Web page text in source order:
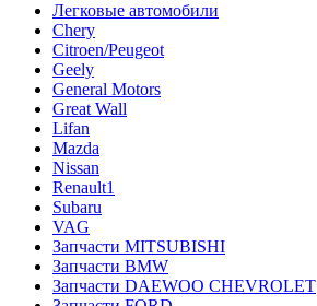
Легковые автомобили
Chery
Citroen/Peugeot
Geely
General Motors
Great Wall
Lifan
Mazda
Nissan
Renault1
Subaru
VAG
Запчасти MITSUBISHI
Запчасти BMW
Запчасти DAEWOO CHEVROLET